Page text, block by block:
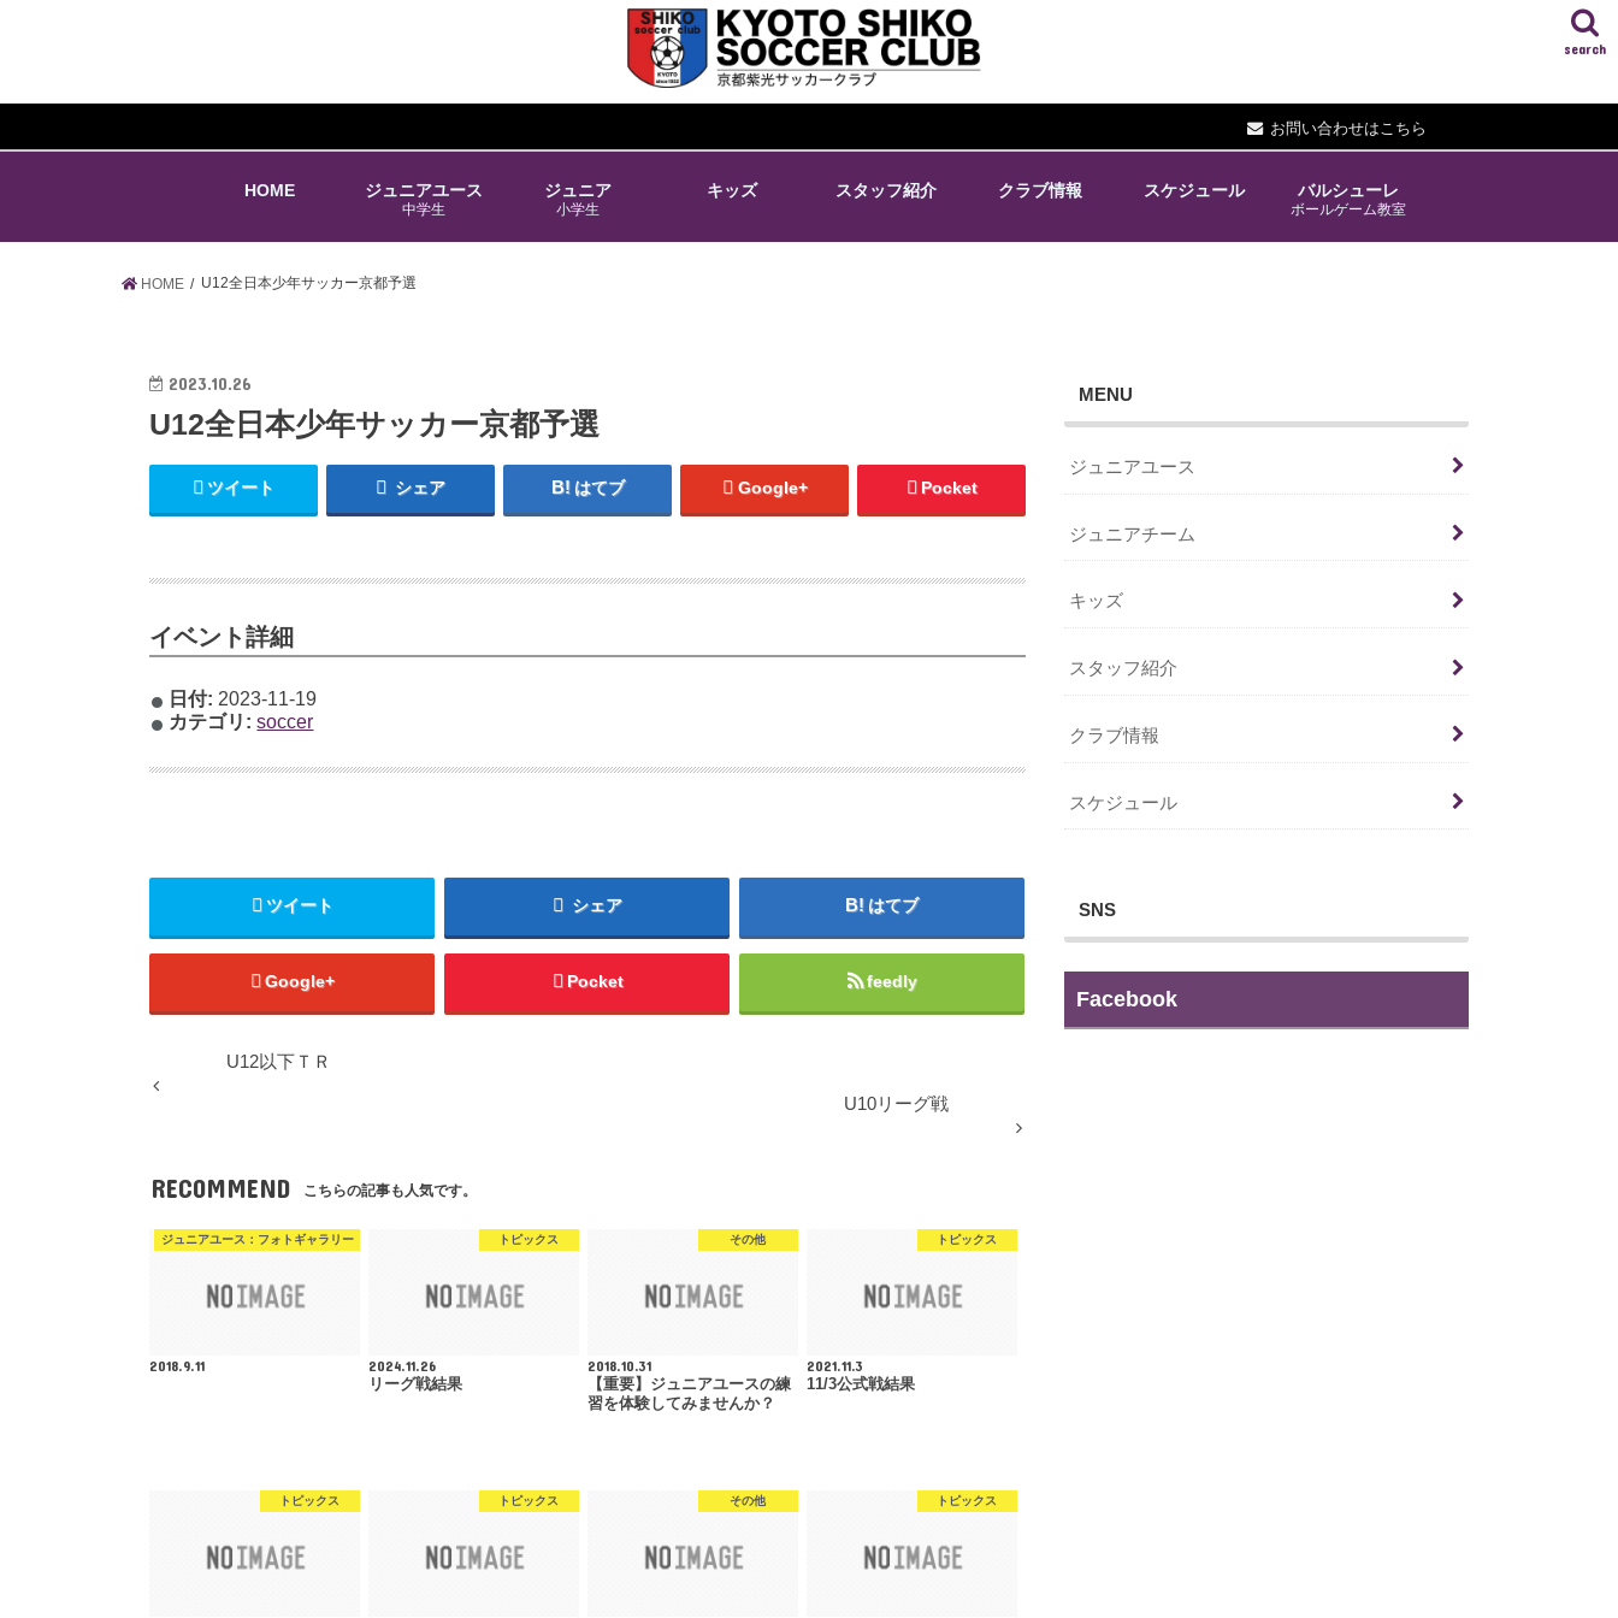
お問い合わせはこちら
search
HOME ジュニアユース
中学生
ジュニア
小学生
キッズ スタッフ紹介 クラブ情報 スケジュール バルシューレ
ボールゲーム教室
HOME U12全日本少年サッカー京都予選
2023.10.26
U12全日本少年サッカー京都予選
ツイート シェア はてブ Google+ Pocket
イベント詳細
日付: 2023-11-19
カテゴリ: soccer
ツイート シェア はてブ
Google+ Pocket feedly
U12以下ＴＲ
U10リーグ戦
RECOMMEND こちらの記事も人気です。
ジュニアユース：フォトギャラリー
2018.9.11
トピックス
2024.11.26
リーグ戦結果
その他
2018.10.31
【重要】ジュニアユースの練
習を体験してみませんか？
トピックス
2021.11.3
11/3公式戦結果
トピックス トピックス その他 トピックス
MENU
ジュニアユース
ジュニアチーム
キッズ
スタッフ紹介
クラブ情報
スケジュール
SNS
Facebook